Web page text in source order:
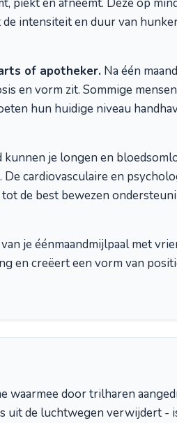
intensiteit en duur van
of apotheker. Na één
en vorm zit. Sommige
hun huidige niveau
kunnen je longen en
cardiovasculaire en
de best bewezen
je éénmaandmijlpaal met
en creëert een vorm van
waarmee door trilharen
de luchtwegen verwijdert -